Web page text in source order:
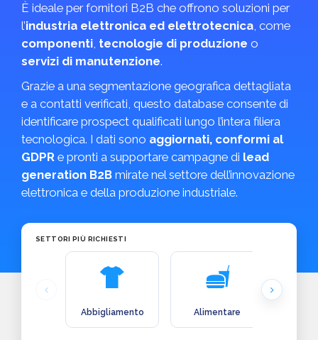
È ideale per fornitori B2B che offrono soluzioni per
l’industria elettronica ed elettrotecnica, come
componenti, tecnologie di produzione o
servizi di manutenzione.
Grazie a una segmentazione geografica dettagliata
e a contatti verificati, questo database consente di
identificare prospect qualificati lungo l’intera filiera
tecnologica. I dati sono aggiornati, conformi al
GDPR e pronti a supportare campagne di lead
generation B2B mirate nel settore dell’innovazione
elettronica e della produzione industriale.
SETTORI PIÙ RICHIESTI
Abbigliamento Alimentare